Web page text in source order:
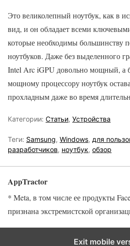
Это великолепный ноутбук, как в
вид, и он обладает всеми
которые необходимы большинству
ноутбуков. Даже без выделенного
Intel Arc iGPU довольно мощный, а
мощному процессору ноутбук
прохладным даже во время
Категории: Статьи, Устройства
Теги: Samsung, Windows, для
разработчиков, ноутбук, обзор
AppTractor
* Meta, в том числе ее продукты
признана экстремистской
Exit mobile